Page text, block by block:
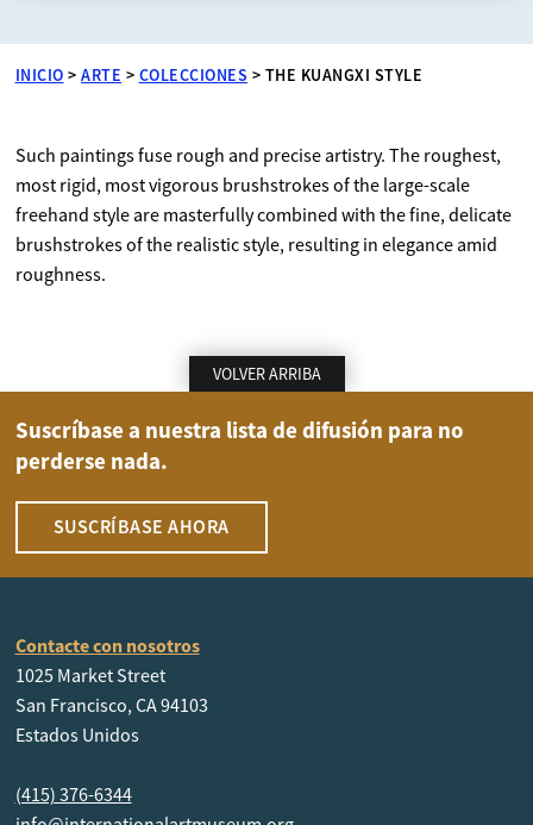
INICIO > ARTE > COLECCIONES > THE KUANGXI STYLE
Such paintings fuse rough and precise artistry. The roughest,
most rigid, most vigorous brushstrokes of the large-scale
freehand style are masterfully combined with the fine, delicate
brushstrokes of the realistic style, resulting in elegance amid
roughness.
VOLVER ARRIBA
Suscríbase a nuestra lista de difusión para no
perderse nada.
SUSCRÍBASE AHORA
Contacte con nosotros
1025 Market Street
San Francisco, CA 94103
Estados Unidos
(415) 376-6344